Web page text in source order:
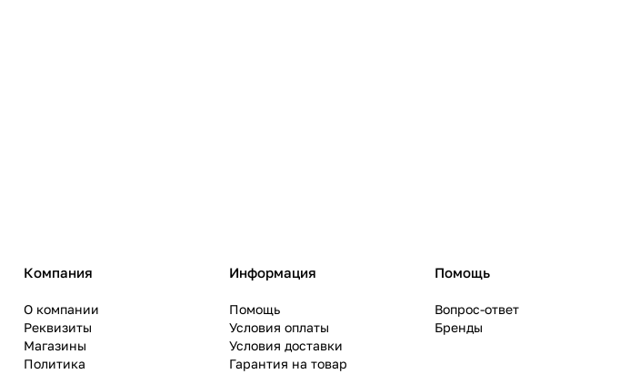
Компания
О компании
Реквизиты
Магазины
Политика
Информация
Помощь
Условия оплаты
Условия доставки
Гарантия на товар
Помощь
Вопрос-ответ
Бренды